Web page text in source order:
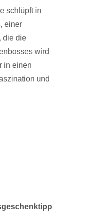
schlüpft in
einer
die die
wird
in einen
und